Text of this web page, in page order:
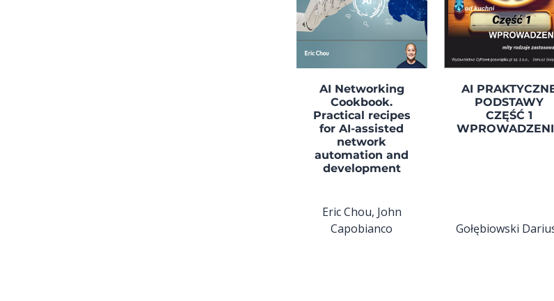
AI Networking
Cookbook.
Practical recipes
for AI-assisted
network
automation and
development
Eric Chou, John
Capobianco
AI
PODSTAWY
CZĘŚĆ 1
Gołębiowski